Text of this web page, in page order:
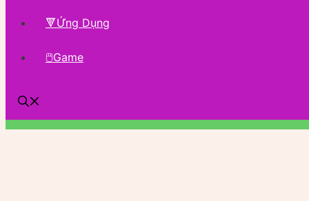
🔻Ứng Dụng
🖱Game